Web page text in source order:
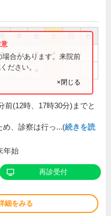
祝
● ● ●
●
合があります。来院前
ださい。
×閉じる
前(12時、17時30分)までと
め、診察は行っ...(続きを読
年始
再診受付
細をみる